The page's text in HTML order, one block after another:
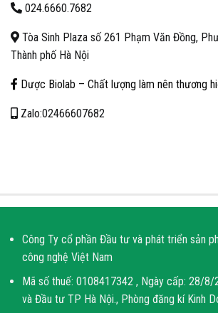
024.6660.7682
Tòa Sinh Plaza số 261 Phạm Văn Đồng,
Thành phố Hà Nội
Dược Biolab – Chất lượng làm nên thương
Zalo:02466607682
Công Ty cổ phần Đầu tư và phát triển sản
công nghệ Việt Nam
Mã số thuế: 0108417342 , Ngày cấp: 28/8/
và Đầu tư TP Hà Nội., Phòng đăng kí Kinh